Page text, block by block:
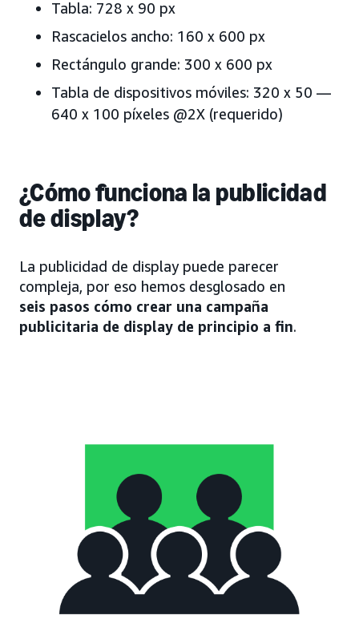
Tabla: 728 x 90 px
Rascacielos ancho: 160 x 600 px
Rectángulo grande: 300 x 600 px
Tabla de dispositivos móviles: 320 x 50 —
640 x 100 píxeles @2X (requerido)
¿Cómo funciona la publicidad
de display?
La publicidad de display puede parecer
compleja, por eso hemos desglosado en
seis pasos cómo crear una campaña
publicitaria de display de principio a fin.